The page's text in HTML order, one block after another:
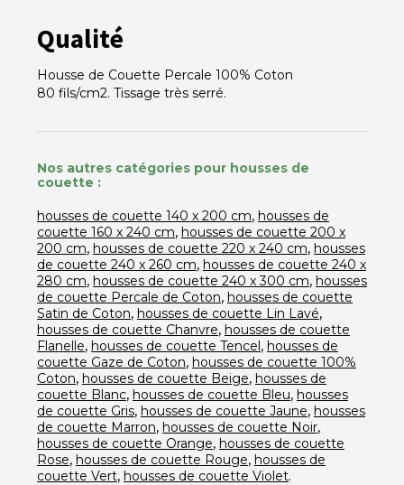
Qualité
Housse de Couette Percale 100% Coton
80 fils/cm2. Tissage très serré.
Nos autres catégories pour housses de
couette :
housses de couette 140 x 200 cm, housses de
couette 160 x 240 cm, housses de couette 200 x
200 cm, housses de couette 220 x 240 cm, housses
de couette 240 x 260 cm, housses de couette 240 x
280 cm, housses de couette 240 x 300 cm, housses
de couette Percale de Coton, housses de couette
Satin de Coton, housses de couette Lin Lavé,
housses de couette Chanvre, housses de couette
Flanelle, housses de couette Tencel, housses de
couette Gaze de Coton, housses de couette 100%
Coton, housses de couette Beige, housses de
couette Blanc, housses de couette Bleu, housses
de couette Gris, housses de couette Jaune, housses
de couette Marron, housses de couette Noir,
housses de couette Orange, housses de couette
Rose, housses de couette Rouge, housses de
couette Vert, housses de couette Violet.